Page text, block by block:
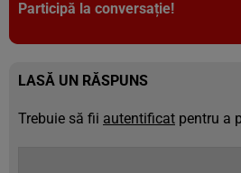
Participă la conversație!
LASĂ UN RĂSPUNS
Trebuie să fii autentificat pentru a